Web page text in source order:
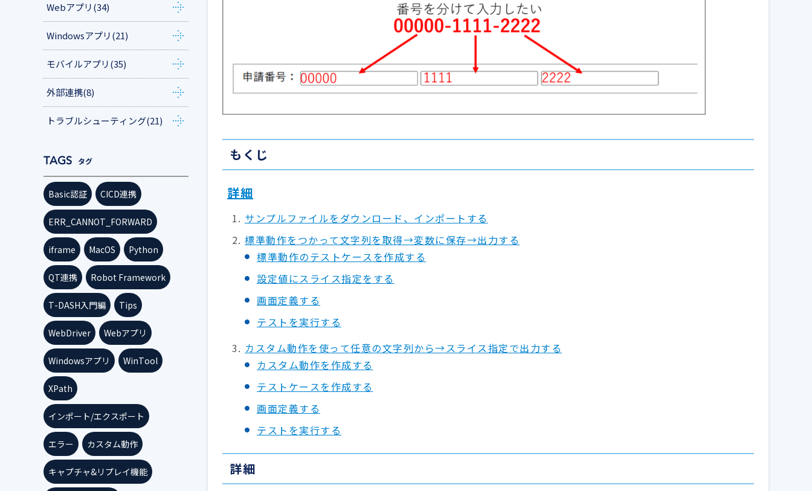
もくじ
詳細
サンプルファイルをダウンロード、インポートする
標準動作をつかって文字列を取得→変数に保存→出力する
標準動作のテストケースを作成する
設定値にスライス指定をする
画面定義する
テストを実行する
カスタム動作を使って任意の文字列から→スライス指定で出力する
カスタム動作を作成する
テストケースを作成する
画面定義する
テストを実行する
詳細
Webアプリ(34)
Windowsアプリ(21)
モバイルアプリ(35)
外部連携(8)
トラブルシューティング(21)
タグ
Basic認証 CICD連携
ERR_CANNOT_FORWARD
iframe MacOS Python
QT連携 Robot Framework
T-DASH入門編 Tips
WebDriver Webアプリ
Windowsアプリ WinTool
XPath
インポート/エクスポート
エラー カスタム動作
キャプチャ&リプレイ機能